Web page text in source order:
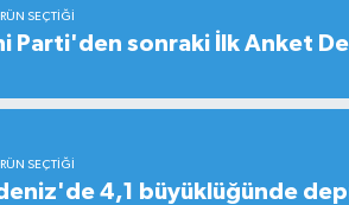
SEÇTIĞI
Parti'den sonraki İlk Anket
SEÇTIĞI
4,1 büyüklüğünde